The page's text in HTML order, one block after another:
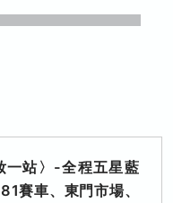
一站〉-全程五星藍
賽車、東門市場、